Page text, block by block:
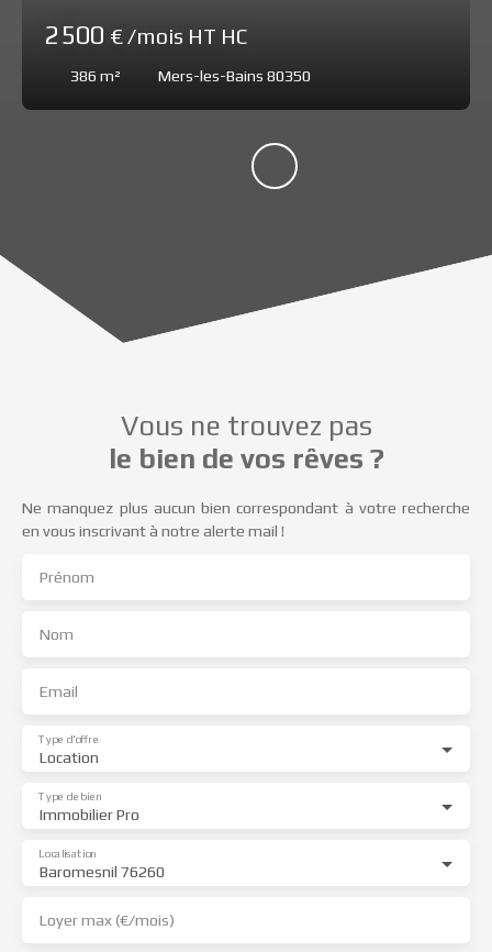
2 500 € /mois HT HC
386 m² Mers-les-Bains 80350
Vous ne trouvez pas
le bien de vos rêves ?
Ne manquez plus aucun bien correspondant à votre recherche
en vous inscrivant à notre alerte mail !
Prénom
Nom
Email
Location
Type d'offre
Immobilier Pro
Type de bien
Baromesnil 76260
Localisation
Loyer max (€/mois)